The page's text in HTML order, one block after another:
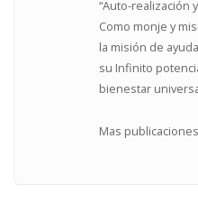
“Auto-realización
Como monje y
la misión de
su Infinito
bienestar
Mas